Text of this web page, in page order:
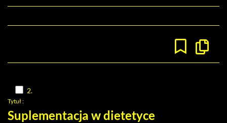
Skocz
do
nr
2
2.
Tytuł :
Suplementacja w dietetyce